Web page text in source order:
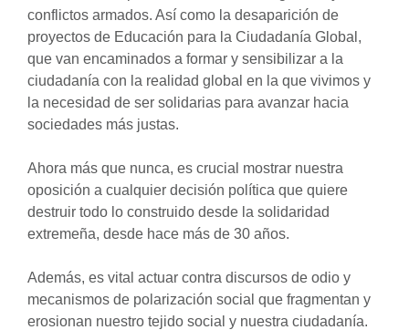
conflictos armados. Así como la desaparición de
proyectos de Educación para la Ciudadanía Global,
que van encaminados a formar y sensibilizar a la
ciudadanía con la realidad global en la que vivimos y
la necesidad de ser solidarias para avanzar hacia
sociedades más justas.
Ahora más que nunca, es crucial mostrar nuestra
oposición a cualquier decisión política que quiere
destruir todo lo construido desde la solidaridad
extremeña, desde hace más de 30 años.
Además, es vital actuar contra discursos de odio y
mecanismos de polarización social que fragmentan y
erosionan nuestro tejido social y nuestra ciudadanía.